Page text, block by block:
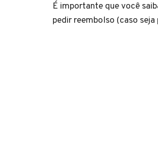
É importante que você
pedir reembolso (caso seja